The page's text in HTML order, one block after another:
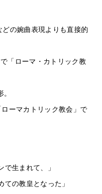
どの婉曲表現よりも直接的
で「ローマ・カトリック教
ローマカトリック教会」で
で生まれて、」
ての教皇となった」